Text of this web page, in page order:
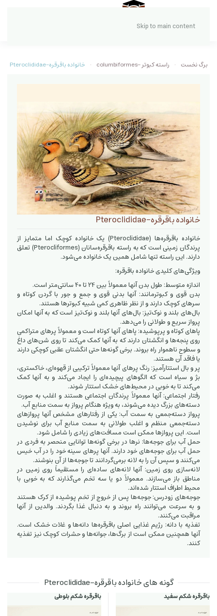
Skip to main content
برگ نخست راسته کبوتر -columbiformes خانواده باقرقره‌-Pteroclididae
خانواده باقرقره‌-Pteroclididae
خانواده باقرقره‌ها (Pteroclididae) یک خانواده کوچک اما متمایز از
پرندگان زمینی است که به راسته باقرقره‌سانان (Pterocliformes) تعلق
دارند. این راسته تنها شامل همین یک خانواده می‌شود.
ویژگی‌های کلیدی خانواده باقرقره:
اندازه متوسط: طول بدن آنها معمولاً بین 24 تا 40 سانتی‌متر است.
بدن قوی و کبوترمانند: آنها بدنی قوی و جمع و جور با گردن کوتاه و
سرهای کوچک دارند و از نظر ظاهری کمی شبیه کبوترها هستند.
بال‌های بلند و نوک‌تیز: بال‌های آنها بلند و نوک‌تیز است که به آنها امکان
پرواز سریع و طولانی را می‌دهد.
پاهای کوتاه و پرپوشیده: پاهای آنها کوتاه است و معمولاً پرهای متراکمی
روی پنجه‌ها و انگشتان دارند که به آنها کمک می‌کند تا روی شن‌های داغ
و سطوح ناهموار راه بروند. برخی گونه‌ها حتی انگشتان عقبی کوچکی دارند
یا فاقد آن هستند.
پر و بال استتارآمیز: رنگ پرهای آنها معمولاً ترکیبی از قهوه‌ای، خاکستری،
بژ و سیاه است که الگوهای پیچیده‌ای را ایجاد می‌کند و به آنها کمک
می‌کند تا به خوبی در محیط‌های خشک استتار شوند.
رفتار اجتماعی: آنها معمولاً پرندگان اجتماعی هستند و اغلب به صورت
دسته‌های بزرگ دیده می‌شوند، به ویژه هنگام پرواز به سمت منابع آب.
پرواز دسته‌جمعی به سمت آب: یکی از رفتارهای مشخص آنها پروازهای
دسته‌جمعی منظم و اغلب طولانی به سمت منابع آب برای نوشیدن
است. این پروازها ممکن است مسافت‌های زیادی را شامل شود.
حمل آب برای جوجه‌ها: نرها در برخی گونه‌ها توانایی منحصر به فردی در
حمل آب برای جوجه‌های خود دارند. آنها پرهای سینه خود را در آب خیس
می‌کنند و سپس آن را به لانه برمی‌گردانند تا جوجه‌ها از آن بنوشند.
لانه‌سازی روی زمین: آنها لانه‌های ساده‌ای را مستقیماً روی زمین در
مناطق باز می‌سازند. معمولاً دو یا سه تخم می‌گذارند که به خوبی با
محیط اطراف استتار شده‌اند.
جوجه‌های زودرس: جوجه‌ها پس از خروج از تخم پوشیده از کرک هستند
و به سرعت می‌توانند راه بروند و به دنبال غذا بگردند. والدین از آنها
مراقبت می‌کنند.
تغذیه با دانه: رژیم غذایی اصلی باقرقره‌ها دانه‌ها و غلات خشک است.
آنها همچنین ممکن است از برگ‌ها، جوانه‌ها و حشرات کوچک نیز تغذیه
کنند.
گونه های خانواده باقرقره‌-Pteroclididae
باقرقره شکم سفید باقرقره شکم بلوطی